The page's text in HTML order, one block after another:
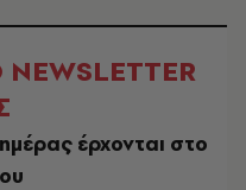
έρχονται στο